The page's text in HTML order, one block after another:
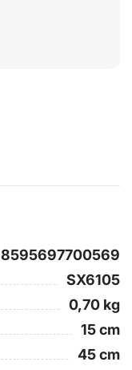
8595697700569
SX6105
0,70 kg
15 cm
45 cm